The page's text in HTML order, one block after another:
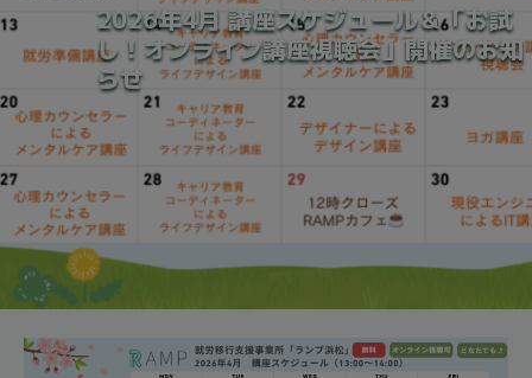
2026年4月 講座スケジュール＆「お試
し！オンライン講座視聴会」開催のお知
らせ